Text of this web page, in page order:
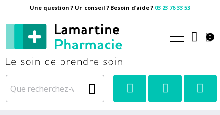
Une question ? Un conseil ? Besoin d’aide ? 03 23 76 33 53
Pharmacie Lamartine
0